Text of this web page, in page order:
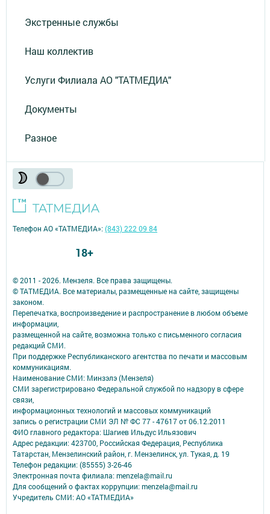
Экстренные службы
Наш коллектив
Услуги Филиала АО "ТАТМЕДИА"
Документы
Разное
© 2011 - 2026. Мензеля. Все права защищены.
© ТАТМЕДИА. Все материалы, размещенные на сайте, защищены
законом.
Перепечатка, воспроизведение и распространение в любом объеме
информации,
размещенной на сайте, возможна только с письменного согласия
редакций СМИ.
При поддержке Республиканского агентства по печати и массовым
коммуникациям.
Наименование СМИ: Минзэлэ (Мензеля)
СМИ зарегистрировано Федеральной службой по надзору в сфере
связи,
информационных технологий и массовых коммуникаций
запись о регистрации СМИ ЭЛ № ФС 77 - 47617 от 06.12.2011
ФИО главного редактора: Шагиев Ильдус Ильязович
Адрес редакции: 423700, Российская Федерация, Республика
Татарстан, Мензелинский район, г. Мензелинск, ул. Тукая, д. 19
Телефон редакции: (85555) 3-26-46
Электронная почта филиала: menzela@mail.ru
Для сообщений о фактах коррупции: menzela@mail.ru
Учредитель СМИ: АО «ТАТМЕДИА»
Телефон АО «ТАТМЕДИА»:(843) 222 09 84
18+